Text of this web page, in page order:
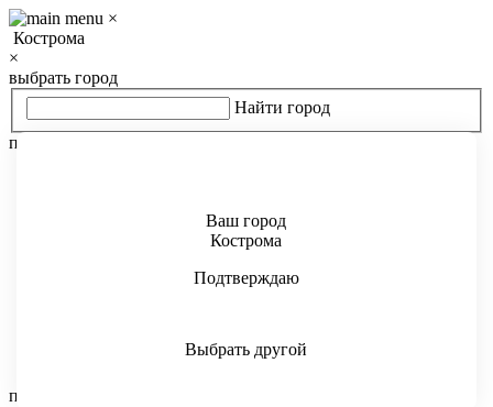
×
Кострома
×
выбрать город
Найти город
популярные страны
популярные города
Ваш город
Кострома
Подтверждаю
Выбрать другой